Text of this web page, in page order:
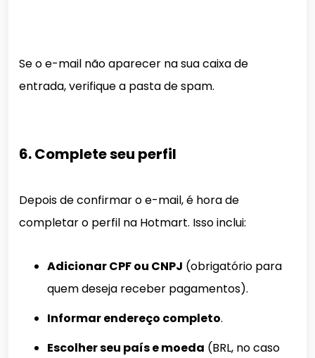
Se o e-mail não aparecer na sua caixa de
entrada, verifique a pasta de spam.
6. Complete seu perfil
Depois de confirmar o e-mail, é hora de
completar o perfil na Hotmart. Isso inclui:
Adicionar CPF ou CNPJ (obrigatório para
quem deseja receber pagamentos).
Informar endereço completo.
Escolher seu país e moeda (BRL, no caso